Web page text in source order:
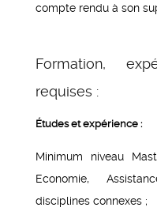
compte rendu à son
Formation,
requises :
Études et expérience :
Minimum niveau
Economie,
disciplines connexes ;